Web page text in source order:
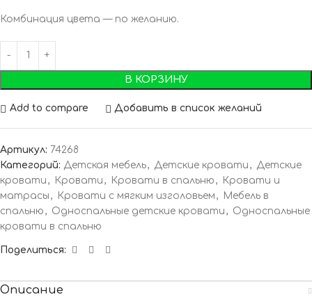
Комбинация цвета — по желанию.
В КОРЗИНУ
Add to compare Добавить в список желаний
Артикул: 74268
Категорий: Детская мебель, Детские кровати , Детские
кровати , Кровати , Кровати в спальню , Кровати и
матрасы , Кровати с мягким изголовьем ,
Мебель в
спальню , Односпальные детские кровати , Односпальные
кровати в спальню
Поделиться:
Описание